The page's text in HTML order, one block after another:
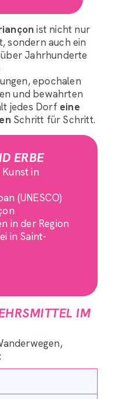
ist nicht nur
sondern auch ein
über Jahrhunderte
epochalen
und bewahrten
jedes Dorfeine
Schritt für Schritt.
ERBE
in
(UNESCO)
in der Region
in Saint-
IM